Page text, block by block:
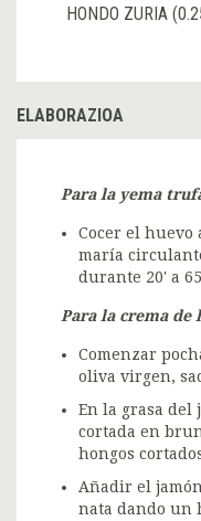
HONDO ZURIA
ELABORAZIOA
Para la yema
Cocer el huevo
maría
durante 20' a
Para la crema de
Comenzar
oliva virgen,
En la grasa del
cortada en
hongos
Añadir el
nata dando un